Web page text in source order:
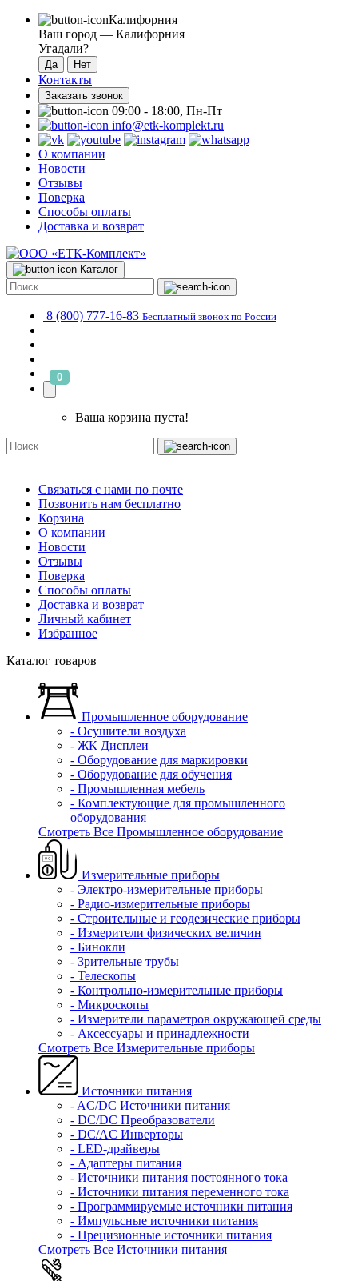
Калифорния
Ваш город — Калифорния
Угадали?
Контакты
Заказать звонок
09:00 - 18:00, Пн-Пт
info@etk-komplekt.ru
О компании
Новости
Отзывы
Поверка
Способы оплаты
Доставка и возврат
Каталог
8 (800) 777-16-83 Бесплатный звонок по России
0
Ваша корзина пуста!
Связаться с нами по почте
Позвонить нам бесплатно
Корзина
О компании
Новости
Отзывы
Поверка
Способы оплаты
Доставка и возврат
Личный кабинет
Избранное
Каталог товаров
Промышленное оборудование
- Осушители воздуха
- ЖК Дисплеи
- Оборудование для маркировки
- Оборудование для обучения
- Промышленная мебель
- Комплектующие для промышленного
оборудования
Смотреть Все Промышленное оборудование
Измерительные приборы
- Электро-измерительные приборы
- Радио-измерительные приборы
- Строительные и геодезические приборы
- Измерители физических величин
- Бинокли
- Зрительные трубы
- Телескопы
- Контрольно-измерительные приборы
- Микроскопы
- Измерители параметров окружающей среды
- Аксессуары и принадлежности
Смотреть Все Измерительные приборы
Источники питания
- AC/DC Источники питания
- DC/DC Преобразователи
- DC/AC Инверторы
- LED-драйверы
- Адаптеры питания
- Источники питания постоянного тока
- Источники питания переменного тока
- Программируемые источники питания
- Импульсные источники питания
- Прецизионные источники питания
Смотреть Все Источники питания